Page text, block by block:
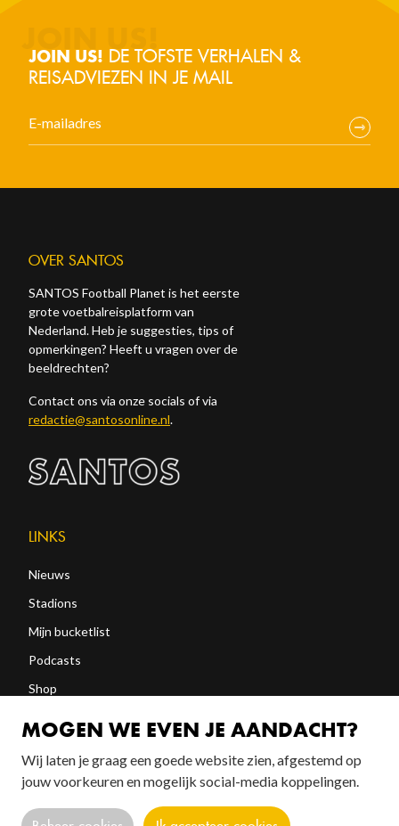
JOIN US! DE TOFSTE VERHALEN &
REISADVIEZEN IN JE MAIL
OVER SANTOS
SANTOS Football Planet is het eerste
grote voetbalreisplatform van
Nederland. Heb je suggesties, tips of
opmerkingen? Heeft u vragen over de
beeldrechten?
Contact ons via onze socials of via
redactie@santosonline.nl.
LINKS
Nieuws
Stadions
Mijn bucketlist
Podcasts
Shop
FOLLOW US!
MOGEN WE EVEN JE AANDACHT?
Wij laten je graag een goede website zien, afgestemd op
jouw voorkeuren en mogelijk social-media koppelingen.